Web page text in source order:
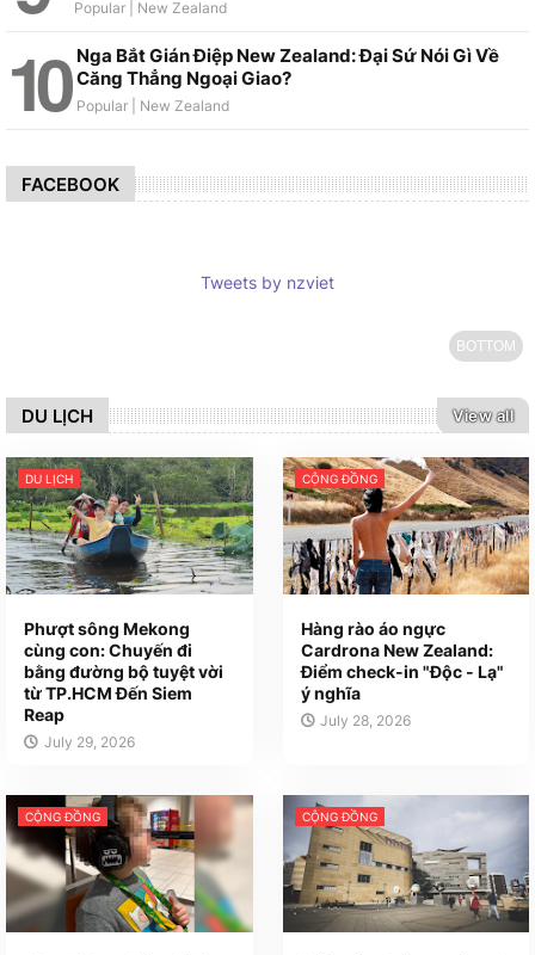
Nga Bắt Gián Điệp New Zealand: Đại Sứ Nói Gì Về
Căng Thẳng Ngoại Giao?
FACEBOOK
Tweets by nzviet
BOTTOM
DU LỊCH View all
DU LỊCH
Phượt sông Mekong
cùng con: Chuyến đi
bằng đường bộ tuyệt vời
từ TP.HCM Đến Siem
Reap
July 29, 2026
CỘNG ĐỒNG
Hàng rào áo ngực
Cardrona New Zealand:
Điểm check-in "Độc - Lạ"
ý nghĩa
July 28, 2026
CỘNG ĐỒNG CỘNG ĐỒNG